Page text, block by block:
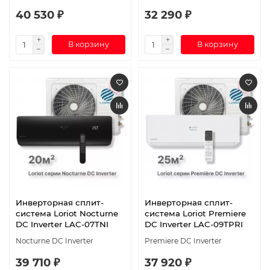
40 530 ₽
В корзину
32 290 ₽
В корзину
Инверторная сплит-
система Loriot Nocturne
DC Inverter LAC-07TNI
Nocturne DC Inverter
39 710 ₽
Инверторная сплит-
система Loriot Premiere
DC Inverter LAC-09TPRI
Premiere DC Inverter
37 920 ₽